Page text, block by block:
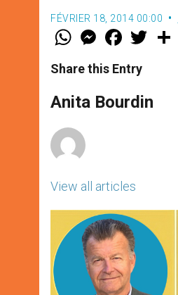
FÉVRIER 18, 2014 00:00
W
t
s
p
p
M
e
s
e
g
e
F
a
e
b
o
k
w
r
Share this Entry
Anita Bourdin
View all articles